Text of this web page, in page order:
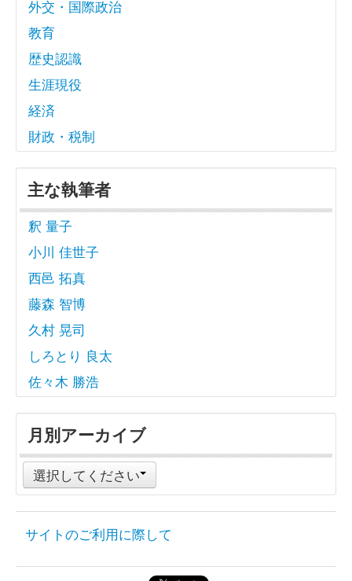
外交・国際政治
教育
歴史認識
生涯現役
経済
財政・税制
主な執筆者
釈 量子
小川 佳世子
西邑 拓真
藤森 智博
久村 晃司
しろとり 良太
佐々木 勝浩
月別アーカイブ
選択してください
サイトのご利用に際して